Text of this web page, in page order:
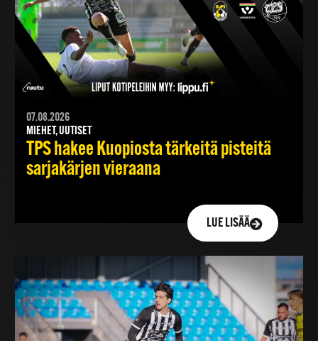
07.08.2026
MIEHET, UUTISET
TPS hakee Kuopiosta tärkeitä pisteitä
sarjakärjen vieraana
LUE LISÄÄ